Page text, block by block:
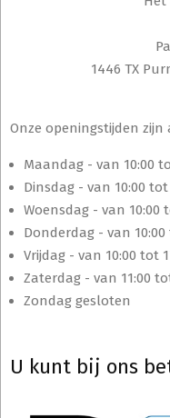
1446 TX
Onze openingstijden zijn
Maandag - van 10:00
Dinsdag - van 10:00
Woensdag - van 10:00
Donderdag - van
Vrijdag - van 10:00 tot
Zaterdag - van 11:00
Zondag gesloten
U kunt bij ons